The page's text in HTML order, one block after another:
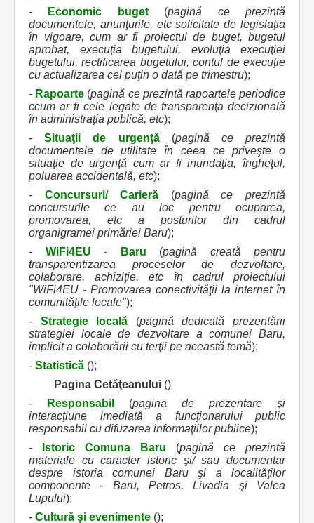
-
Economic buget(pagină ce prezintă
documentele, anunţurile, etc solicitate de legislaţia
în vigoare, cum ar fi proiectul de buget, bugetul
aprobat, execuţia bugetului, evoluţia execuţiei
bugetului, rectificarea bugetului, contul de execuţie
cu actualizarea cel puţin o dată pe trimestru);
- Rapoarte (pagină ce prezintă rapoartele periodice
ccum ar fi cele legate de transparenţa decizională
în administraţia publică, etc);
-Situaţii de urgenţă(pagină ce prezintă
documentele de utilitate în ceea ce priveşte o
situaţie de urgenţă cum ar fi inundaţia, îngheţul,
poluarea accidentală, etc);
- Concursuri/ Carieră (pagină ce prezintă
concursurile ce au loc pentru ocuparea,
promovarea, etc a posturilor din cadrul
organigramei primăriei Baru);
- WiFi4EU - Baru (pagină creată pentru
transparentizarea proceselor de dezvoltare,
colaborare, achiziţie, etc în cadrul proiectului
"WiFi4EU - Promovarea conectivităţii la internet în
comunităţile locale");
- Strategie locală (pagină dedicată prezentării
strategiei locale de dezvoltare a comunei Baru,
implicit a colaborării cu terţii pe această temă);
- Statistică ();
Pagina Cetăţeanului ()
-
Responsabil (pagina de prezentare şi
interacţiune imediată a funcţionarului public
responsabil cu difuzarea informaţiilor publice);
-
Istoric Comuna Baru (pagină ce prezintă
materiale cu caracter istoric şi/ sau documentar
despre istoria comunei Baru şi a localităţilor
componente - Baru, Petros, Livadia şi Valea
Lupului);
- Cultură şi evenimente ();